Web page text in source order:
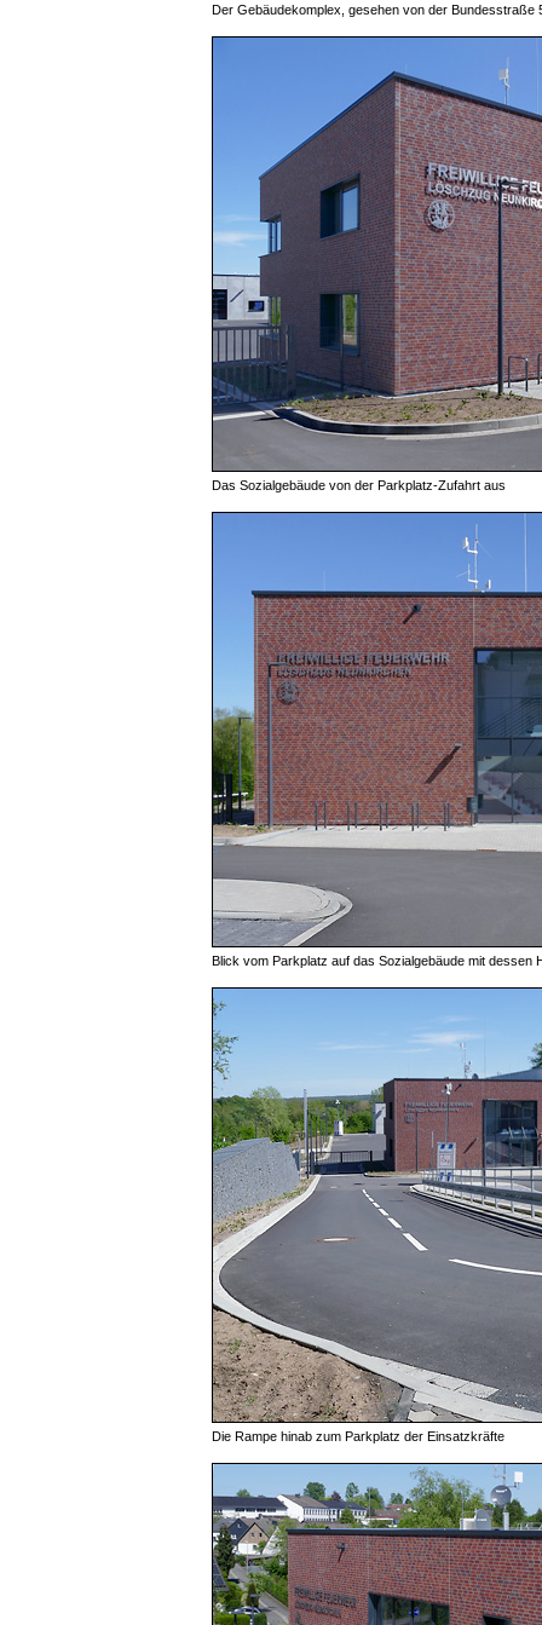
Der Gebäudekomplex, gesehen von der Bundesstraße
Das Sozialgebäude von der Parkplatz-Zufahrt aus
Blick vom Parkplatz auf das Sozialgebäude mit dessen
Die Rampe hinab zum Parkplatz der Einsatzkräfte